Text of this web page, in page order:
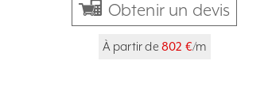
Obtenir un devis
À partir de 802 €/m